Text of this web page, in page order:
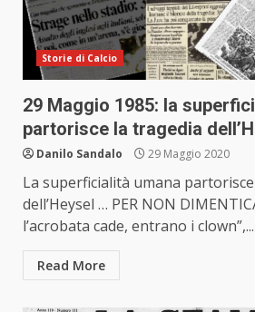
Storie di Calcio
29 Maggio 1985: la
partorisce la tragedia
Danilo Sandalo 29 Maggio 2020
La superficialità umana
dell’Heysel … PER NON
l’acrobata cade, entrano i clown”,...
Read More